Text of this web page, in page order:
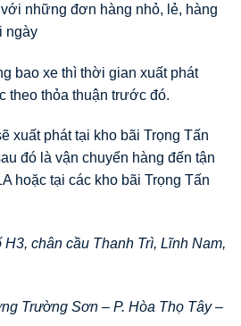
những đơn hàng nhỏ, lẻ, hàng
ngày
bao xe thì thời gian xuất phát
theo thỏa thuận trước đó.
xuất phát tại kho bãi Trọng Tấn
đó là vận chuyển hàng đến tận
hoặc tại các kho bãi Trọng Tấn
chân cầu Thanh Trì, Lĩnh Nam,
Trường Sơn – P. Hòa Thọ Tây –